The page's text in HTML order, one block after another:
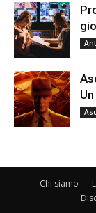
Chi siamo